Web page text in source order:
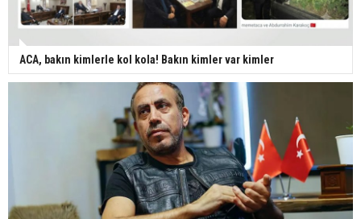
ACA, bakın kimlerle kol kola! Bakın kimler var kimler